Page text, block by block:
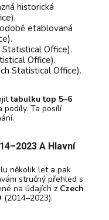
historická
etablovaná
Statistical Office).
Office).
Statistical Office).
tabulku top 5–6
podíly. Ta posílí
A Hlavní
několik let a pak
stručný přehled s
na údajích z Czech
(2014–2023).